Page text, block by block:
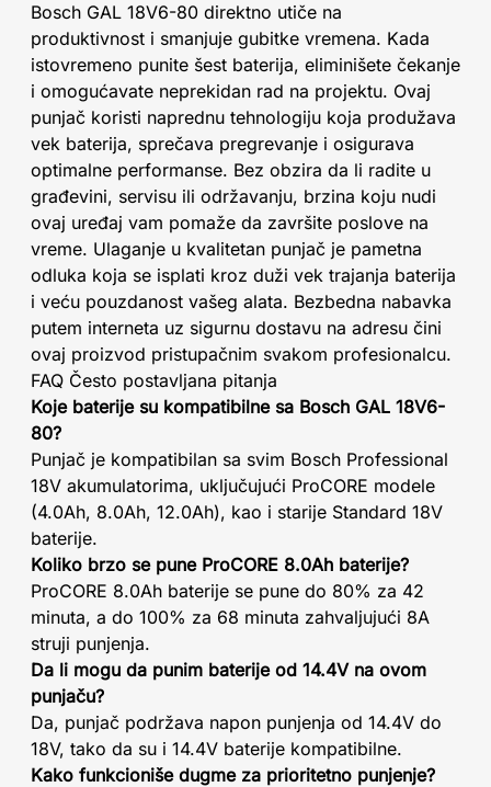
Bosch GAL 18V6-80 direktno utiče na
produktivnost i smanjuje gubitke vremena. Kada
istovremeno punite šest baterija, eliminišete čekanje
i omogućavate neprekidan rad na projektu. Ovaj
punjač koristi naprednu tehnologiju koja produžava
vek baterija, sprečava pregrevanje i osigurava
optimalne performanse. Bez obzira da li radite u
građevini, servisu ili održavanju, brzina koju nudi
ovaj uređaj vam pomaže da završite poslove na
vreme. Ulaganje u kvalitetan punjač je pametna
odluka koja se isplati kroz duži vek trajanja baterija
i veću pouzdanost vašeg alata. Bezbedna nabavka
putem interneta uz sigurnu dostavu na adresu čini
ovaj proizvod pristupačnim svakom profesionalcu.
FAQ Često postavljana pitanja
Koje baterije su kompatibilne sa Bosch GAL 18V6-
80?
Punjač je kompatibilan sa svim Bosch Professional
18V akumulatorima, uključujući ProCORE modele
(4.0Ah, 8.0Ah, 12.0Ah), kao i starije Standard 18V
baterije.
Koliko brzo se pune ProCORE 8.0Ah baterije?
ProCORE 8.0Ah baterije se pune do 80% za 42
minuta, a do 100% za 68 minuta zahvaljujući 8A
struji punjenja.
Da li mogu da punim baterije od 14.4V na ovom
punjaču?
Da, punjač podržava napon punjenja od 14.4V do
18V, tako da su i 14.4V baterije kompatibilne.
Kako funkcioniše dugme za prioritetno punjenje?